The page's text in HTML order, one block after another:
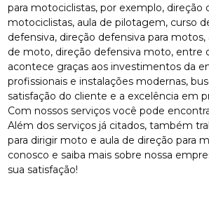
para motociclistas, por exemplo, direção
motociclistas, aula de pilotagem, curso
defensiva, direção defensiva para
de moto, direção defensiva moto, entre
acontece graças aos investimentos da
profissionais e instalações modernas,
satisfação do cliente e a excelência em
Com nossos serviços você pode
Além dos serviços já citados, também
para dirigir moto e aula de direção para
conosco e saiba mais sobre nossa
sua satisfação!